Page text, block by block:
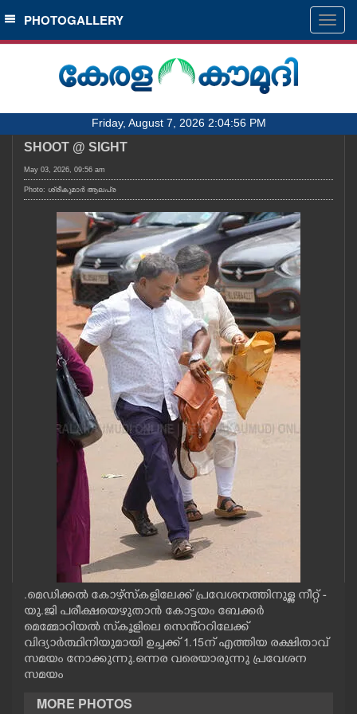
SECTIONS
HOME
NOTIFIED NEWS
KERALA
OBITUARY
NEWS 360
CASE DIARY
OPINION
LIFESTYLE
SPIRITUAL
INFO+
PHOTOGALLERY
Friday, August 7, 2026 2:04:56 PM
SHOOT @ SIGHT
May 03, 2026, 09:56 am
Photo: ശ്രീകുമാർ ആലപ്ര
.മെഡിക്കൽ കോഴ്സ്കളിലേക്ക് പ്രവേശനത്തിനുള്ള നീറ്റ് -
യു.ജി പരീക്ഷയെഴുതാൻ കോട്ടയം ബേക്കർ
മെമ്മോറിയൽ സ്‌കൂളിലെ സെൻ്ററിലേക്ക്
വിദ്യാർത്ഥിനിയുമായി ഉച്ചക്ക് 1.15ന് എത്തിയ രക്ഷിതാവ്
സമയം നോക്കുന്നു.ഒന്നര വരെയാരുന്നു പ്രവേശന
സമയം
MORE PHOTOS